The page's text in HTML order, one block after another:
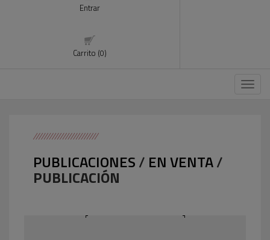
Entrar
Carrito (0)
Menú
PUBLICACIONES/ EN VENTA/
PUBLICACIÓN